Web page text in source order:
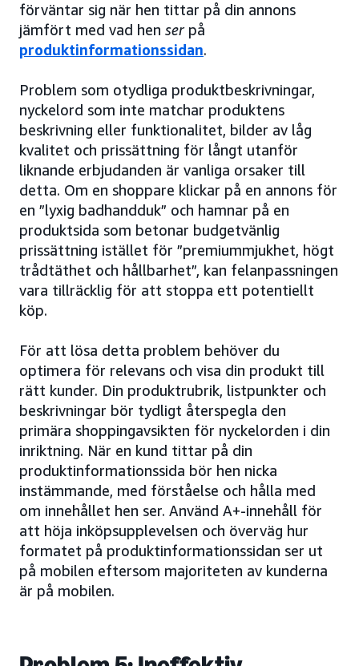
förväntar sig när hen tittar på din annons
jämfört med vad hen serpå
produktinformationssidan.
Problem som otydliga produktbeskrivningar,
nyckelord som inte matchar produktens
beskrivning eller funktionalitet, bilder av låg
kvalitet och prissättning för långt utanför
liknande erbjudanden är vanliga orsaker till
detta. Om en shoppare klickar på en annons för
en ”lyxig badhandduk” och hamnar på en
produktsida som betonar budgetvänlig
prissättning istället för ”premiummjukhet, högt
trådtäthet och hållbarhet”, kan felanpassningen
vara tillräcklig för att stoppa ett potentiellt
köp.
För att lösa detta problem behöver du
optimera för relevans och visa din produkt till
rätt kunder. Din produktrubrik, listpunkter och
beskrivningar bör tydligt återspegla den
primära shoppingavsikten för nyckelorden i din
inriktning. När en kund tittar på din
produktinformationssida bör hen nicka
instämmande, med förståelse och hålla med
om innehållet hen ser. Använd A+-innehåll för
att höja inköpsupplevelsen och överväg hur
formatet på produktinformationssidan ser ut
på mobilen eftersom majoriteten av kunderna
är på mobilen.